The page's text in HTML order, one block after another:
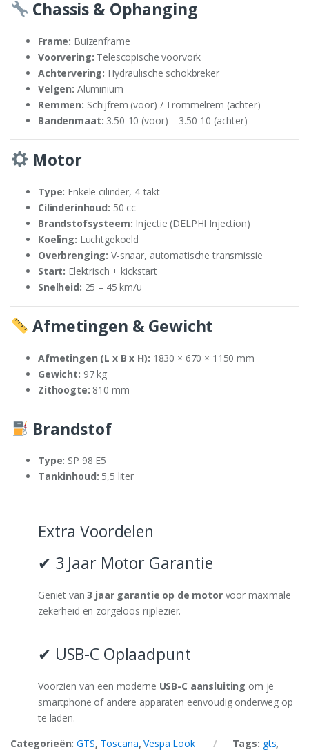
Chassis & Ophanging
Frame: Buizenframe
Voorvering: Telescopische voorvork
Achtervering: Hydraulische schokbreker
Velgen: Aluminium
Remmen: Schijfrem (voor) / Trommelrem (achter)
Bandenmaat: 3.50-10 (voor) – 3.50-10 (achter)
Motor
Type: Enkele cilinder, 4-takt
Cilinderinhoud: 50 cc
Brandstofsysteem: Injectie (DELPHI Injection)
Koeling: Luchtgekoeld
Overbrenging: V-snaar, automatische transmissie
Start: Elektrisch + kickstart
Snelheid: 25 – 45 km/u
Afmetingen & Gewicht
Afmetingen (L x B x H): 1830 × 670 × 1150 mm
Gewicht: 97 kg
Zithoogte: 810 mm
Brandstof
Type: SP 98 E5
Tankinhoud: 5,5 liter
Extra Voordelen
✔ 3 Jaar Motor Garantie
Geniet van3 jaar garantie op de motorvoor maximale
zekerheid en zorgeloos rijplezier.
✔ USB-C Oplaadpunt
Voorzien van een moderne USB-C aansluiting om je
smartphone of andere apparaten eenvoudig onderweg op
te laden.
Categorieën:GTS, Toscana,Vespa Look Tags: gts,